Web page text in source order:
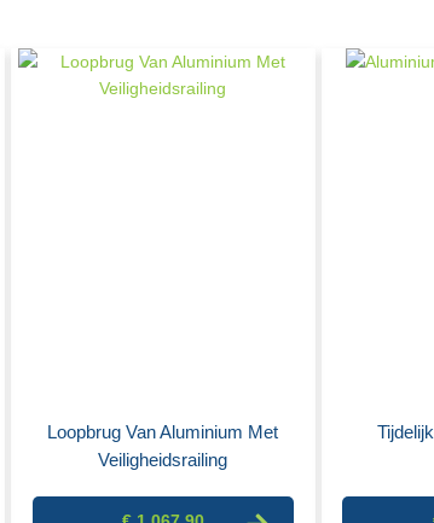
Loopbrug Van Aluminium Met
Veiligheidsrailing